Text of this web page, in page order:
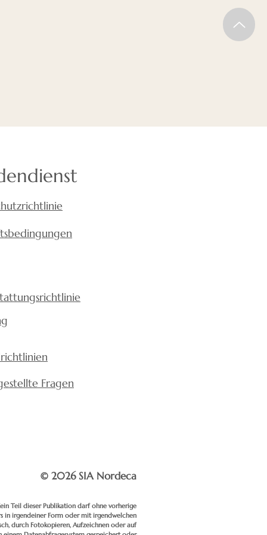
Fragen
© 2026 SIA Nordeca
Teil dieser Publikation darf ohne vorherige
in irgendeiner Form oder mit irgendwelchen
durch Fotokopieren, Aufzeichnen oder auf